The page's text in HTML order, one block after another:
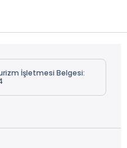
İşletmesi Belgesi: